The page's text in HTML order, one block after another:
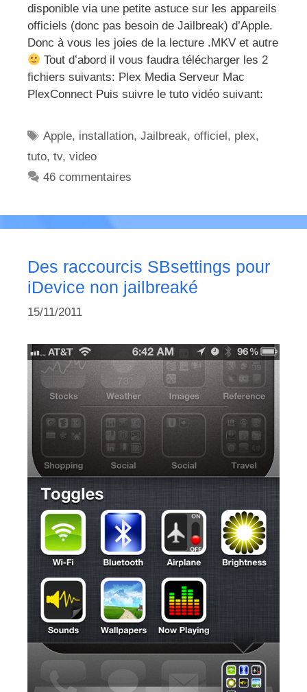
disponible via une petite astuce sur les appareils
officiels (donc pas besoin de Jailbreak) d’Apple.
Donc à vous les joies de la lecture .MKV et autre
Tout d’abord il vous faudra télécharger les 2
fichiers suivants: Plex Media Serveur Mac
PlexConnect Puis suivre le tuto vidéo suivant:
Étiquettes
Apple, installation,Jailbreak,officiel , plex,
tuto, tv, video
46 commentaires
Des raccourcis SBsettings pour
iDevice non jailbreaké
15/11/2011